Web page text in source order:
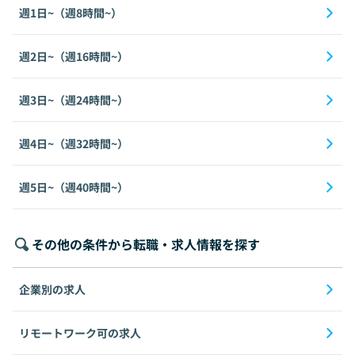
週1日~（週8時間~）
週2日~（週16時間~）
週3日~（週24時間~）
週4日~（週32時間~）
週5日~（週40時間~）
その他の条件から転職・求人情報を探す
企業別の求人
リモートワーク可の求人